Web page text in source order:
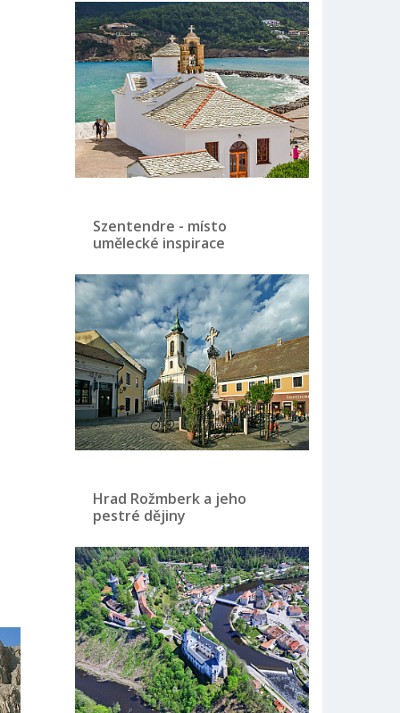
Szentendre - místo
umělecké inspirace
Hrad Rožmberk a jeho
pestré dějiny